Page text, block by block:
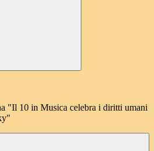
"Il 10 in Musica celebra i diritti umani